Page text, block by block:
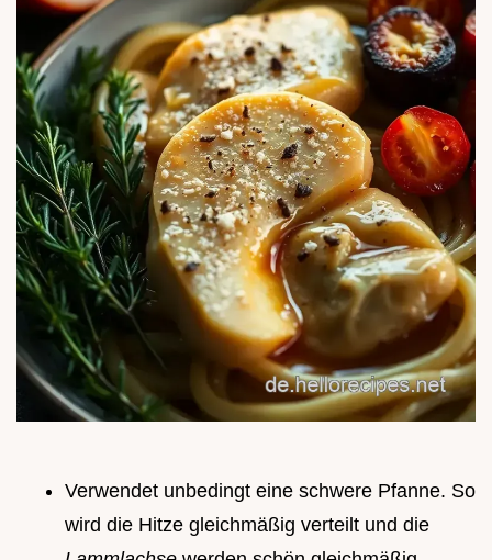
Verwendet unbedingt eine schwere Pfanne. So
wird die Hitze gleichmäßig verteilt und die